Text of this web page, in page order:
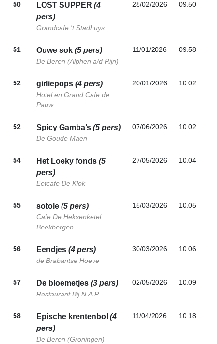
50 LOST SUPPER (4
pers)
Grandcafe 't Stadhuys
28/02/2026 09.50
51 Ouwe sok (5 pers)
De Beren (Alphen a/d Rijn)
11/01/2026 09.58
52 girliepops (4 pers)
Hotel en Grand Cafe de
Pauw
20/01/2026 10.02
52 Spicy Gamba’s (5 pers)
De Goude Maen
07/06/2026 10.02
54 Het Loeky fonds (5
pers)
Eetcafe De Klok
27/05/2026 10.04
55 sotole (5 pers)
Cafe De Heksenketel
Beekbergen
15/03/2026 10.05
56 Eendjes (4 pers)
de Brabantse Hoeve
30/03/2026 10.06
57 De bloemetjes (3 pers)
Restaurant Bij N.A.P.
02/05/2026 10.09
58 Epische krentenbol (4
pers)
De Beren (Groningen)
11/04/2026 10.18